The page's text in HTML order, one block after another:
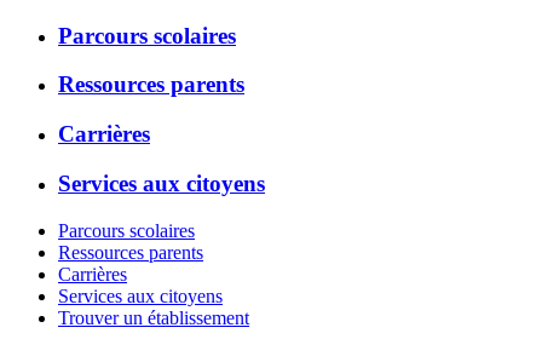
Parcours scolaires
Ressources parents
Carrières
Services aux citoyens
Parcours scolaires
Ressources parents
Carrières
Services aux citoyens
Trouver un établissement